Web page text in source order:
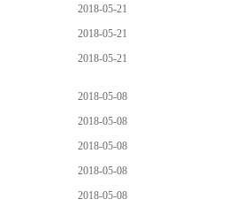
2018-05-21
2018-05-21
2018-05-21
2018-05-08
2018-05-08
2018-05-08
2018-05-08
2018-05-08